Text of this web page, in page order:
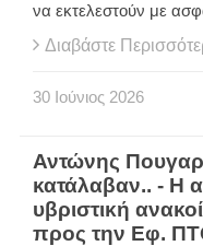
να εκτελεστούν με
Διαβάστε
30 Ιούνιος 2026
Αντώνης
κατάλαβαν.. - Η
υβριστική
προς την Εφ.